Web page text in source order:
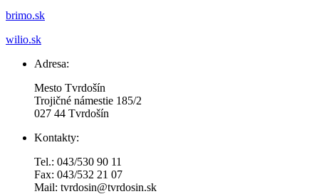
brimo.sk
wilio.sk
Adresa:
Mesto Tvrdošín
Trojičné námestie 185/2
027 44 Tvrdošín
Kontakty:
Tel.: 043/530 90 11
Fax: 043/532 21 07
Mail: tvrdosin@tvrdosin.sk